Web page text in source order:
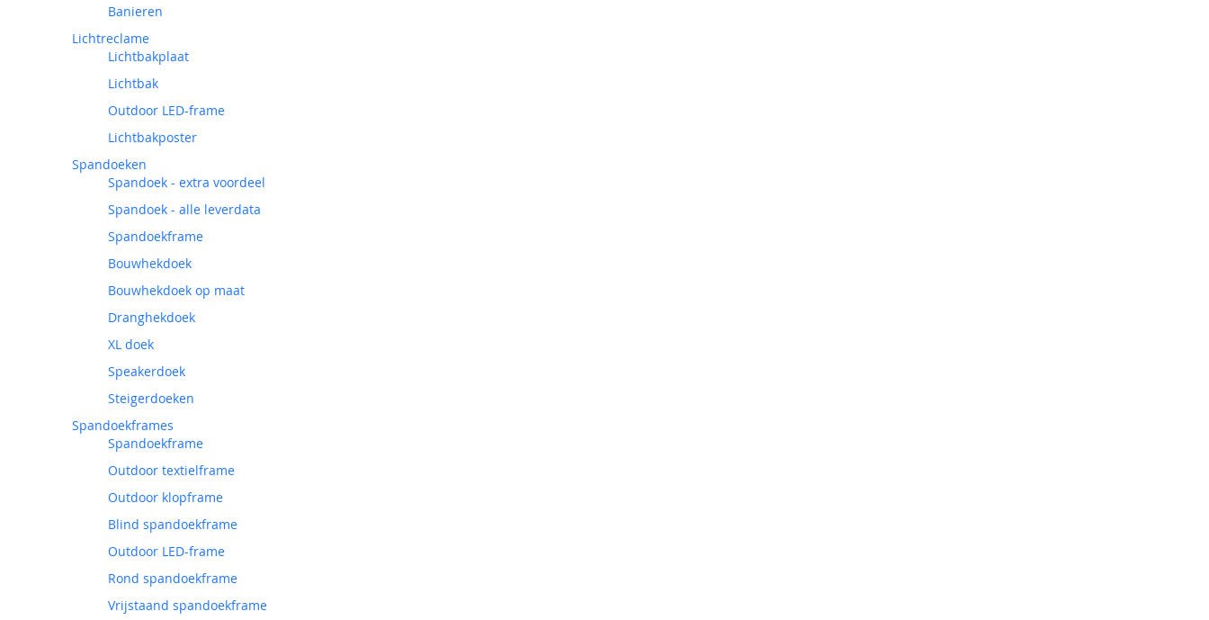
Banieren
Lichtreclame
Lichtbakplaat
Lichtbak
Outdoor LED-frame
Lichtbakposter
Spandoeken
Spandoek - extra voordeel
Spandoek - alle leverdata
Spandoekframe
Bouwhekdoek
Bouwhekdoek op maat
Dranghekdoek
XL doek
Speakerdoek
Steigerdoeken
Spandoekframes
Spandoekframe
Outdoor textielframe
Outdoor klopframe
Blind spandoekframe
Outdoor LED-frame
Rond spandoekframe
Vrijstaand spandoekframe